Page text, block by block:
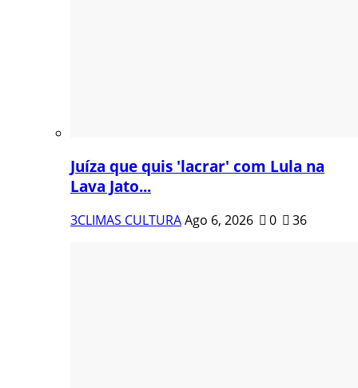
Juíza que quis 'lacrar' com Lula na
Lava Jato...
3CLIMAS CULTURAAgo 6, 2026 0 36